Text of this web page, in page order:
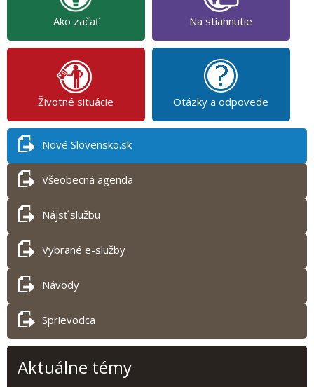
Ako začať Na stiahnutie
Životné situácie Otázky a odpovede
Nové Slovensko.sk
Všeobecná agenda
Nájsť službu
Vybrané e-služby
Návody
Sprievodca
Aktuálne témy